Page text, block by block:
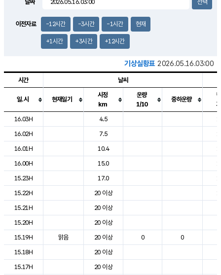
2.7m/s
날짜
이전자료 -12시간 -3시간 -1시간 현재
+1시간 +3시간 +12시간
기상실황표 2026.05.16.03:00
도시별 기상실황표로 지점, 날씨, 기온, 강수, 바람, 기압등을 안내한 표입
시간 날씨
일.시 현재일기
시정
km
운량
1/10
중하운량
16.03H
4.5
16.02H
7.5
16.01H
10.4
16.00H
15.0
15.23H
17.0
15.22H
20 이상
15.21H
20 이상
15.20H
20 이상
15.19H
맑음 20 이상 0 0
15.18H
20 이상
15.17H
20 이상